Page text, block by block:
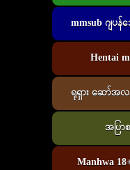
mmsub ဂျပန်
Hentai
ရုရှား ဆော်အလ
အပြာ
Manhwa